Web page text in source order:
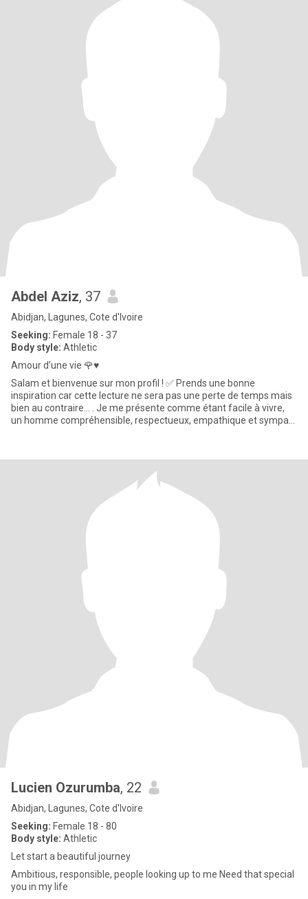
Abdel Aziz, 37
Abidjan, Lagunes, Cote d'Ivoire
Seeking: Female 18 - 37
Body style: Athletic
Amour d’une vie 🌹♥️
Salam et bienvenue sur mon profil ! ✅ Prends une bonne
inspiration car cette lecture ne sera pas une perte de temps mais
bien au contraire… . Je me présente comme étant facile à vivre,
un homme compréhensible, respectueux, empathique et sympa…
Lucien Ozurumba, 22
Abidjan, Lagunes, Cote d'Ivoire
Seeking: Female 18 - 80
Body style: Athletic
Let start a beautiful journey
Ambitious, responsible, people looking up to me Need that special
you in my life